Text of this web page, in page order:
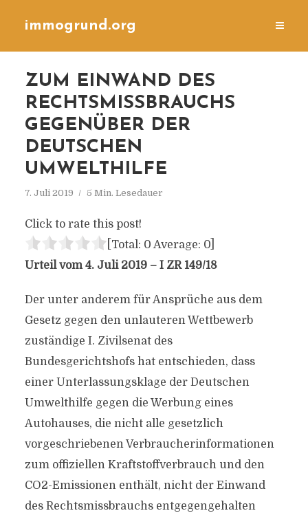
immogrund.org
ZUM EINWAND DES
RECHTSMISSBRAUCHS
GEGENÜBER DER
DEUTSCHEN
UMWELTHILFE
7. Juli 2019 5 Min. Lesedauer
Click to rate this post!
[Total: 0 Average: 0]
Urteil vom 4. Juli 2019 – I ZR 149/18
Der unter anderem für Ansprüche aus dem
Gesetz gegen den unlauteren Wettbewerb
zuständige I. Zivilsenat des
Bundesgerichtshofs hat entschieden, dass
einer Unterlassungsklage der Deutschen
Umwelthilfe gegen die Werbung eines
Autohauses, die nicht alle gesetzlich
vorgeschriebenen Verbraucherinformationen
zum offiziellen Kraftstoffverbrauch und den
CO2-Emissionen enthält, nicht der Einwand
des Rechtsmissbrauchs entgegengehalten